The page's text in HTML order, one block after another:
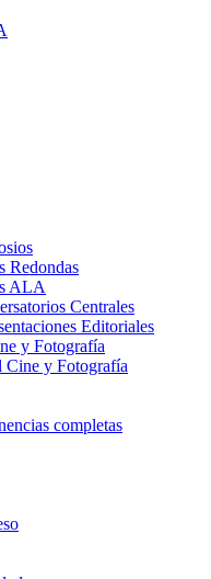
Redondas
ALA
Centrales
Editoriales
y Fotografía
Cine y Fotografía
completas